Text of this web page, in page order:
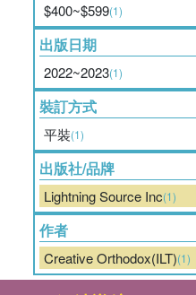
$400~$599(1)
出版日期
2022~2023(1)
裝訂方式
平裝(1)
出版社/品牌
Lightning Source Inc(1)
作者
Creative Orthodox(ILT)(1)